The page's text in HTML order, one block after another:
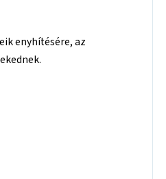
enyhítésére, az